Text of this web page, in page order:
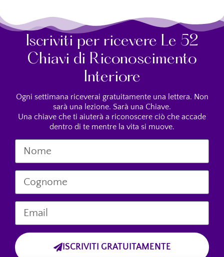
Iscriviti per ricevere Le 52
Chiavi di Riconoscimento
Interiore
Ogni settimana riceverai gratuitamente una lettera. Non
sarà una lezione. Sarà una Chiave.
Una chiave che ti aiuterà a riconoscere ciò che accade
dentro di te mentre la vita si muove.
ISCRIVITI GRATUITAMENTE